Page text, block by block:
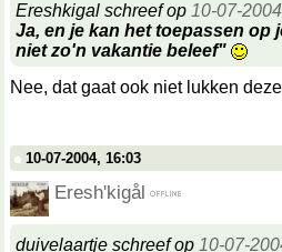
Ereshkigal schreef op 10-07-
Ja, en je kan het toepassen op
niet zo'n vakantie beleef"
Nee, dat gaat ook niet lukken
10-07-2004, 16:03
Eresh'kigål
duivelaartje schreef op 10-07-